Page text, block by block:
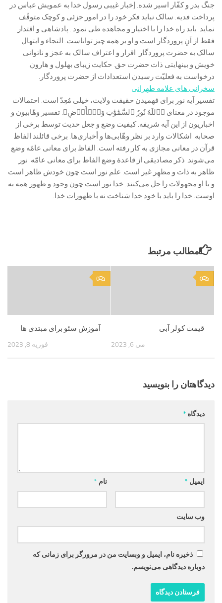
جنگ بدر و کفّار اسیر شده. إخبار غیبی رسول خدا به عمویش عباس در
پرداخت فدیه. سالک نباید فکر خود را در امور جزئی و کوچک متوقّف
نماید. باید راه خدا را با اختیار و مجاهده طی نمود . پادشاهی و اقتدار
فقط از آنِ پروردگار است و او بر همه چیز تواناست. التجاء و ابتهال
سالک به حضرت پروردگار. اقرار و اعتراف سالک به عجز و ناتوانی
خویش و بی‏نهایتی ذات حضرت حق. حکایت زیبای بهلول و هارون.
درخواست به فعلیّت رسیدن استعدادات از حضرت پروردگار.
سخرانی های علامه طهرانی
تفسیر آیه نور برای فهمیدن حقیقت ولایت، خیلی مُعِدّ است. احتمالات
موجود در معنای ﴿ٱللَهُ نُورُ ٱلسَّمَٰوَٰتِ وَٱلۡأَرۡضِ﴾. تفسیر وهّابیون و
اخباریون از این آیه شریفه. کیفیت وضع و جعل حدیث توسط برخی از
صحابه. اشکالات وارد بر نظر وهّابی‌ها و أخباری‌ها. برخی قائلند الفاظ
قرآن در معانی مجازی به کار رفته است. الفاظ برای معانی عامّه وضع
می‌شوند. ذکر مصادیقی از قاعدۀ وضع الفاظ برای معانی عامّه. نور
ظاهر به ذات و مظهِر غیر است. علم نور است چون خودش ظاهر است
و با او مجهولات را حل می‌کنند. خدا نور است چون وجود و ظهور همه به
اوست. خدا را باید با خود خدا شناخت نه با ظهورات خدا.
مطالب مرتبط
0
آموزش سئو برای مبتدی ها
فوریه 8, 2023
0
قیمت کولر آبی
می 6, 2023
دیدگاهتان را بنویسید
دیدگاه *
نام * ایمیل *
وب‌ سایت
ذخیره نام، ایمیل و وبسایت من در مرورگر برای زمانی که
دوباره دیدگاهی می‌نویسم.